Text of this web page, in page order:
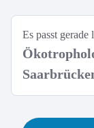
Es passt gerade